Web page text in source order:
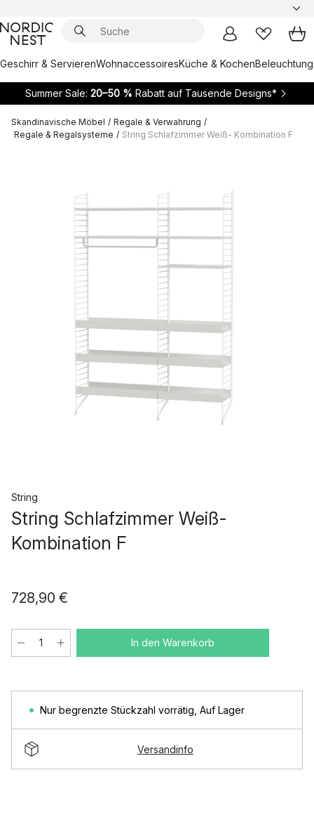
Geschirr & ServierenWohnaccessoiresKüche & KochenBeleuchtung
Summer Sale: 20–50 % Rabatt auf Tausende Designs*
Skandinavische Möbel / Regale & Verwahrung /
Regale & Regalsysteme / String Schlafzimmer Weiß- Kombination F
String
String Schlafzimmer Weiß-
Kombination F
728,90 €
In den Warenkorb
Nur begrenzte Stückzahl vorrätig Auf Lager
Versandinfo